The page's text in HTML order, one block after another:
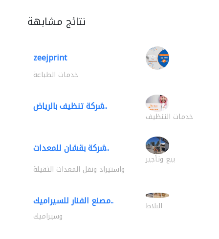
نتائج مشابهة
zeejprint
خدمات الطباعة
شركة تنظيف بالرياض..
خدمات التنظيف
شركة بقشان للمعدات..
بيع وتأجير
واستيراد ونقل المعدات الثقيلة
مصنع الفنار للسيراميك.. البلاط
وسيراميك